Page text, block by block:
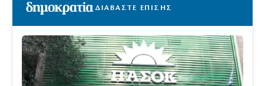
ΔΙΑΒΑΣΤΕ ΕΠΙΣΗΣ